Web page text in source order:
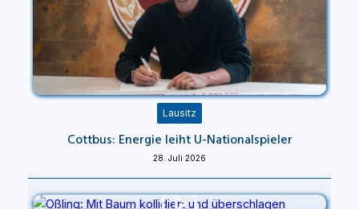
Lausitz
Cottbus: Energie leiht U-Nationalspieler
28. Juli 2026